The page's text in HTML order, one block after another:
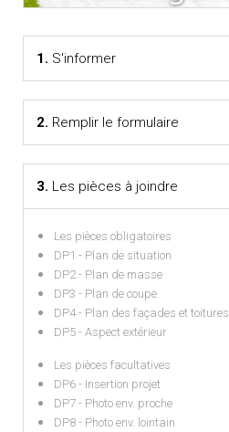
1. S'informer
2. Remplir le formulaire
3. Les pièces à joindre
Les pièces obligatoires
DP1 - Plan de situation
DP2 - Plan de masse
DP3 - Plan de coupe
DP4 - Plan des façades et toitures
DP5 - Aspect extérieur
Les pièces facultatives
DP6 - Insertion projet
DP7 - Photo env. proche
DP8 - Photo env. lointain